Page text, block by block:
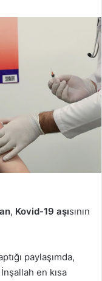
, Kovid-19 aşısının
paylaşımda,
en kısa